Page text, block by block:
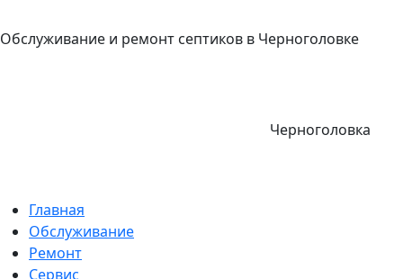
Обслуживание и ремонт септиков в Черноголовке
Черноголовка
Главная
Обслуживание
Ремонт
Сервис